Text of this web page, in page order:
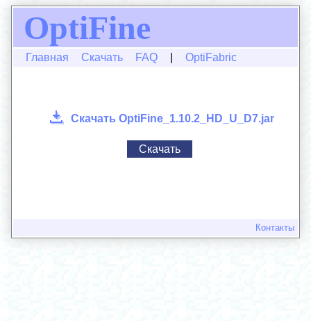
OptiFine
Главная Скачать FAQ OptiFabric
Скачать OptiFine_1.10.2_HD_U_D7.jar
Скачать
Контакты